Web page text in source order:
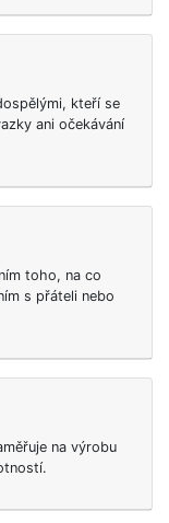
kteří se
ani očekávání
toho, na co
s přáteli nebo
na výrobu